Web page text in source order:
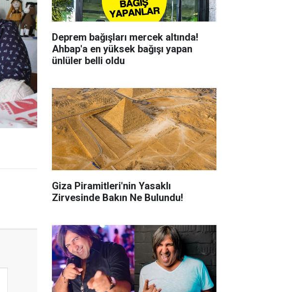
Deprem bağışları mercek altında!
Ahbap'a en yüksek bağışı yapan
ünlüler belli oldu
Giza Piramitleri'nin Yasaklı
Zirvesinde Bakın Ne Bulundu!